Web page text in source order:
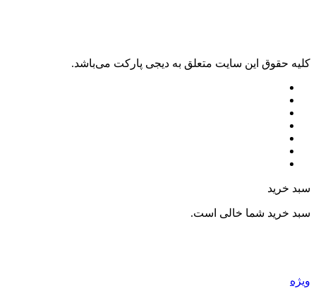
حقوق اين سايت متعلق به دیجی پارکت می‌باشد.
خرید
خرید شما خالی است.